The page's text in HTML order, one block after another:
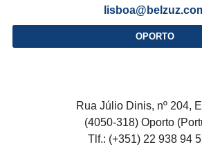
OPORTO
Rua Júlio Dinis, nº 204,
(4050-318) Oporto
Tlf.: (+351) 22 938 94